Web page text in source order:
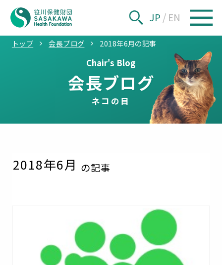
JP / EN
トップ 会長ブログ 2018年6月の記事
Chair's Blog
会長ブログ
ネコの目
2018年6月 の記事